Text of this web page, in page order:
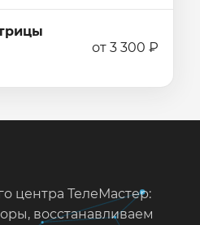
от 3 300 ₽
центра ТелеМастер:
восстанавливаем